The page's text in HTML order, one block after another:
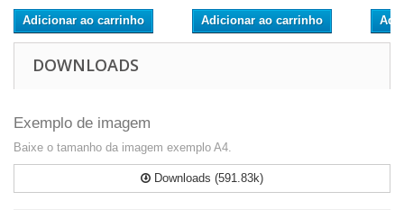
Adicionar ao carrinho Adicionar ao carrinho
DOWNLOADS
Exemplo de imagem
Baixe o tamanho da imagem exemplo A4.
Downloads (591.83k)